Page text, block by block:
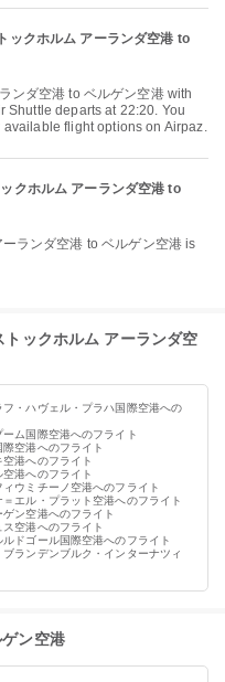
クホルム アーランダ空港 to
Shuttle departs at 22:20. You
flight options on Airpaz.
クホルム アーランダ空港 to
ックホルム アーランダ空
・ハヴェル・プラハ国際空港への
ム国際空港へのフライト
空港へのフライト
港へのフライト
港へのフライト
ウミチーノ空港へのフライト
エル・プラット空港へのフライト
ン空港へのフライト
空港へのフライト
ドゴール国際空港へのフライト
ランデンブルク・インターナツィ
ン空港